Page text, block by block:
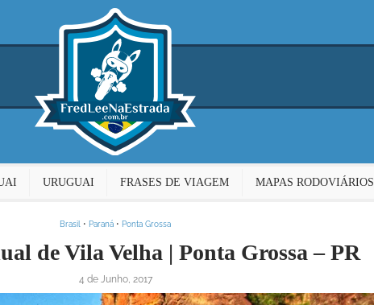
URUGUAI FRASES DE VIAGEM MAPAS RODOVIÁRIOS
Brasil • Paraná • Ponta Grossa
de Vila Velha | Ponta Grossa – PR
4 de Junho, 2017